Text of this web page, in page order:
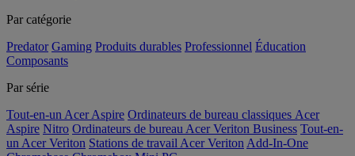
Par catégorie
Predator Gaming Produits durables Professionnel Éducation
Composants
Par série
Tout-en-un Acer Aspire Ordinateurs de bureau classiques Acer
Aspire Nitro Ordinateurs de bureau Acer Veriton Business Tout-en-
un Acer Veriton Stations de travail Acer Veriton Add-In-One